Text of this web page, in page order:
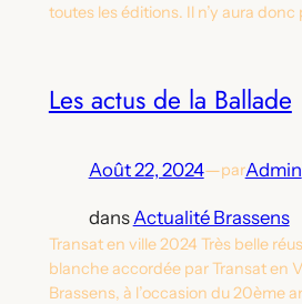
toutes les éditions. Il n’y aura donc
Les actus de la Ballade
Août 22, 2024—parAdmin
dans Actualité Brassens
Transat en ville 2024 Très belle
blanche accordée par Transat en
Brassens, à l’occasion du 20ème